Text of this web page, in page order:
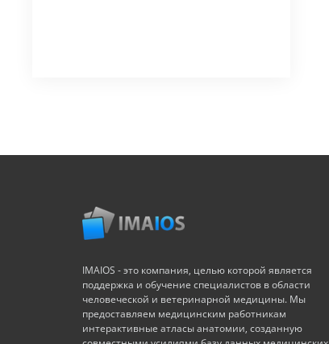
IMAIOS - это компания, целью которой является
поддержка и обучение специалистов в области
человеческой и ветеринарной медицины. Мы
предоставляем медицинским работникам
интерактивные атласы анатомии, созданную